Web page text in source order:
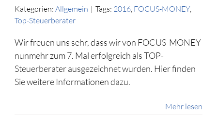
Kategorien: Allgemein | Tags: 2016 FOCUS-MONEY,
Top-Steuerberater
Wir freuen uns sehr, dass wir von FOCUS-MONEY
nunmehr zum 7. Mal erfolgreich als TOP-
Steuerberater ausgezeichnet wurden. Hier finden
Sie weitere Informationen dazu.
Mehr lesen